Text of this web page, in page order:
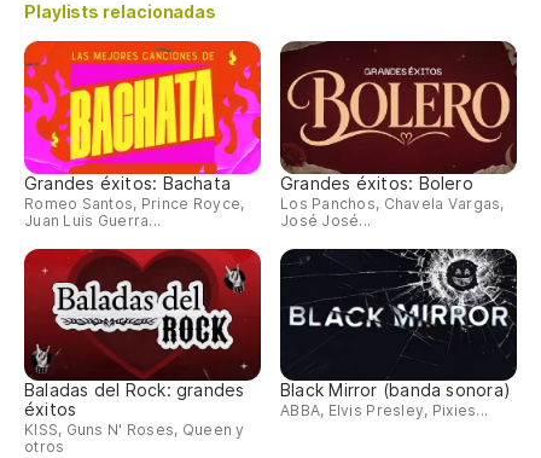
Playlists relacionadas
Grandes éxitos: Bachata
Romeo Santos, Prince Royce,
Juan Luis Guerra...
Grandes éxitos: Bolero
Los Panchos, Chavela Vargas,
José José...
Baladas del Rock: grandes
éxitos
KISS, Guns N' Roses, Queen y
otros
Black Mirror (banda sonora)
ABBA, Elvis Presley, Pixies...